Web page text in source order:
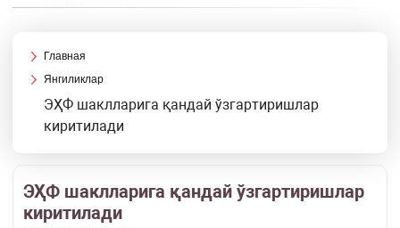
Главная
Янгиликлар
ЭҲФ шаклларига қандай ўзгартиришлар
киритилади
ЭҲФ шаклларига қандай ўзгартиришлар
киритилади